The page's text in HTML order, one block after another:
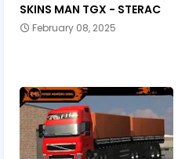
SKINS MAN TGX - STERAC
February 08, 2025